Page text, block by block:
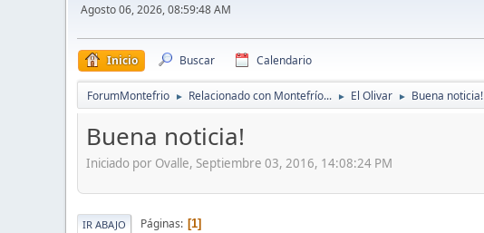
Agosto 06, 2026, 08:59:48 AM
Inicio Buscar Calendario
ForumMontefrio ► Relacionado con Montefrío... ► El Olivar ► Buena noticia!
Buena noticia!
Iniciado por Ovalle, Septiembre 03, 2016, 14:08:24 PM
IR ABAJO Páginas 1